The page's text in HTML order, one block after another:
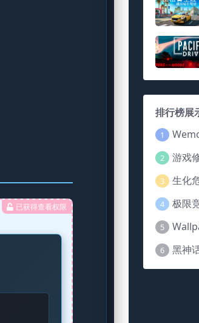
已获得查看权限
排行榜展
1
2 游戏
3
4 极限
5
6 黑神